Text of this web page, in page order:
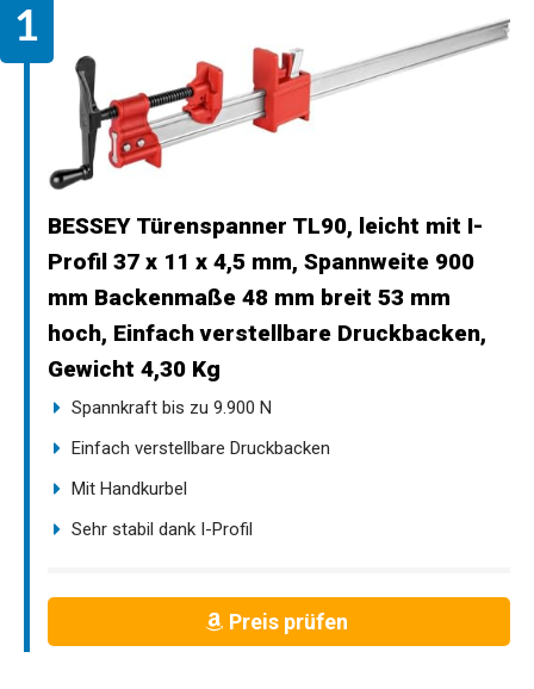
BESSEY Türenspanner TL90, leicht mit I-
Profil 37 x 11 x 4,5 mm, Spannweite 900
mm Backenmaße 48 mm breit 53 mm
hoch, Einfach verstellbare Druckbacken,
Gewicht 4,30 Kg
Spannkraft bis zu 9.900 N
Einfach verstellbare Druckbacken
Mit Handkurbel
Sehr stabil dank I-Profil
Preis prüfen